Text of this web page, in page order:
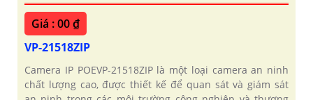
Giá : 00 ₫
VP-21518ZIP
Camera IP POEVP-21518ZIP là một loại camera an ninh
chất lượng cao, được thiết kế để quan sát và giám sát